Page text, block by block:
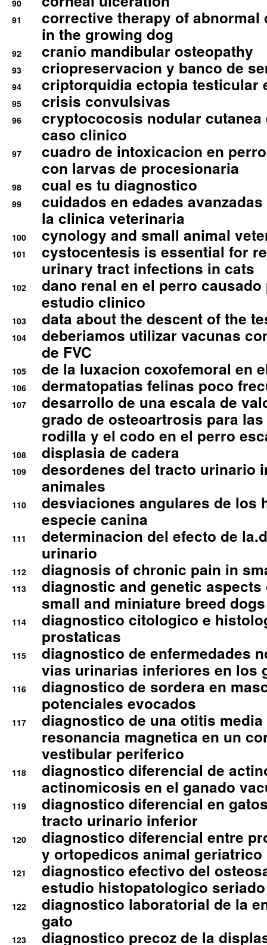
90
91
corrective therapy of abnormal
in the growing dog
92 cranio mandibular osteopathy
93 criopreservacion y banco de
94 criptorquidia ectopia testicular
95 crisis convulsivas
96
cryptococosis nodular cutanea
caso clinico
97
cuadro de intoxicacion en
con larvas de procesionaria
98 cual es tu diagnostico
99
cuidados en edades
la clinica veterinaria
100 cynology and small animal
101
cystocentesis is essential for
urinary tract infections in cats
102
dano renal en el perro
estudio clinico
103 data about the descent of the
104
deberiamos utilizar vacunas
de FVC
105 de la luxacion coxofemoral en
106 dermatopatias felinas poco
107
desarrollo de una escala de
grado de osteoartrosis para
rodilla y el codo en el perro
108 displasia de cadera
109
desordenes del tracto urinario
animales
110
desviaciones angulares de los
especie canina
111
determinacion del efecto de
urinario
112 diagnosis of chronic pain in
113
diagnostic and genetic
small and miniature breed
114
diagnostico citologico e
prostaticas
115
diagnostico de enfermedades
vias urinarias inferiores en los
116
diagnostico de sordera en
potenciales evocados
117
diagnostico de una otitis
resonancia magnetica en un
vestibular periferico
118
diagnostico diferencial de
actinomicosis en el ganado
119
diagnostico diferencial en
tracto urinario inferior
120
diagnostico diferencial entre
y ortopedicos animal geriatrico
121
diagnostico efectivo del
estudio histopatologico seriado
122
diagnostico laboratorial de la
gato
123 diagnostico precoz de la